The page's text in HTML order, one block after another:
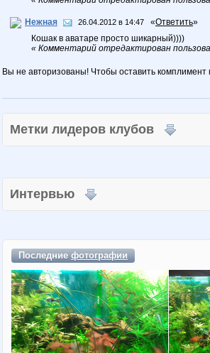
Нежная 26.04.2012 в 14:47 «Ответить»
Кошак в аватаре просто шикарный))))
« Комментарий отредактирован
Вы не авторизованы! Чтобы оставить комплимент
Метки лидеров клубов
Интервью
Последниефотографии